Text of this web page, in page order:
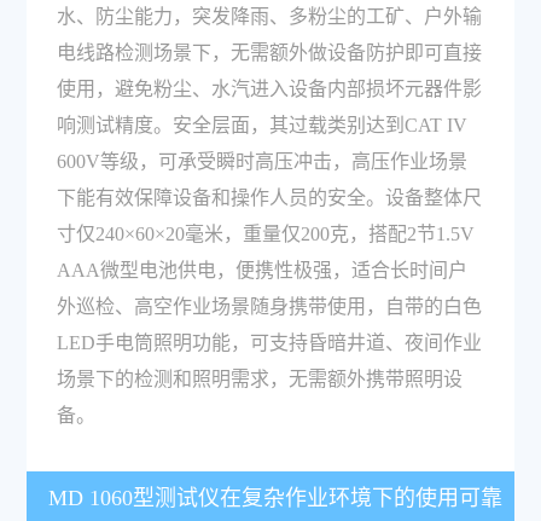
水、防尘能力，突发降雨、多粉尘的工矿、户外输
电线路检测场景下，无需额外做设备防护即可直接
使用，避免粉尘、水汽进入设备内部损坏元器件影
响测试精度。安全层面，其过载类别达到CAT IV
600V等级，可承受瞬时高压冲击，高压作业场景
下能有效保障设备和操作人员的安全。设备整体尺
寸仅240×60×20毫米，重量仅200克，搭配2节1.5V
AAA微型电池供电，便携性极强，适合长时间户
外巡检、高空作业场景随身携带使用，自带的白色
LED手电筒照明功能，可支持昏暗井道、夜间作业
场景下的检测和照明需求，无需额外携带照明设
备。
MD 1060型测试仪在复杂作业环境下的使用可靠